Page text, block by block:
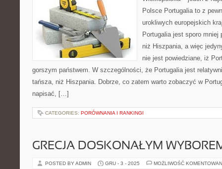
Polsce Portugalia to z
urokliwych europejskich
Portugalia jest sporo mniej
niż Hiszpania, a więc
nie jest powiedziane, iż
gorszym państwem. W szczególności, że Portugalia jest
tańsza, niż Hiszpania. Dobrze, co zatem warto zobaczyć w
napisać, […]
CATEGORIES: PORÓWNANIA I RANKINGI
GRECJA DOSKONAŁYM
POSTED BY ADMIN GRU - 3 - 2025 MOŻLIWOŚĆ